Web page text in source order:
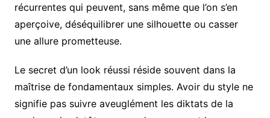
récurrentes qui peuvent, sans même que l’on s’en
aperçoive, déséquilibrer une silhouette ou casser
une allure prometteuse.
Le secret d’un look réussi réside souvent dans la
maîtrise de fondamentaux simples. Avoir du style ne
signifie pas suivre aveuglément les diktats de la